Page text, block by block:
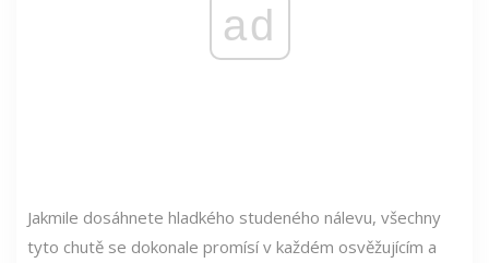
ad
Jakmile dosáhnete hladkého studeného nálevu, všechny
tyto chutě se dokonale promísí v každém osvěžujícím a